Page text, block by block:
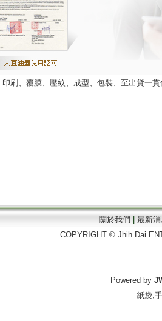
刷、覆膜、壓紋、成型、包裝、至出貨一貫
關於我們
最新
COPYRIGHT © Jhih Dai
Powered by
紙袋,